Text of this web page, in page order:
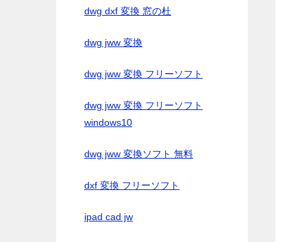
dwg dxf 変換 窓の杜
dwg jww 変換
dwg jww 変換 フリーソフト
dwg jww 変換 フリーソフト
windows10
dwg jww 変換ソフト 無料
dxf 変換 フリーソフト
ipad cad jw